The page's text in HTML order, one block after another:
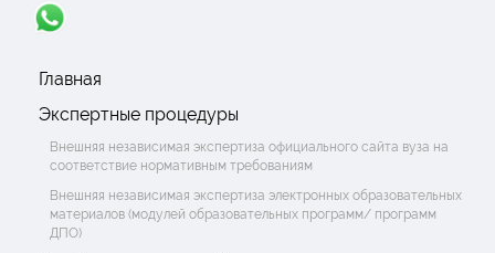
Главная
Экспертные процедуры
Внешняя независимая экспертиза официального сайта вуза на
соответствие нормативным требованиям
Внешняя независимая экспертиза электронных образовательных
материалов (модулей образовательных программ/ программ
ДПО)